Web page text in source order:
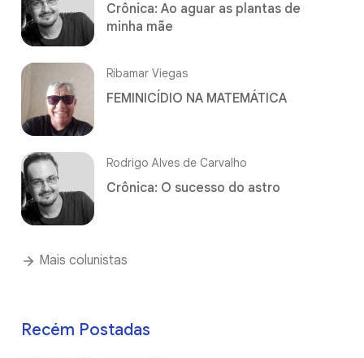
Crônica: Ao aguar as plantas de
minha mãe
Ribamar Viegas
FEMINICÍDIO NA MATEMÁTICA
Rodrigo Alves de Carvalho
Crônica: O sucesso do astro
Mais colunistas
Recém Postadas